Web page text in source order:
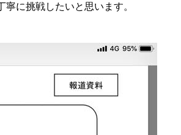
に挑戦したいと思います。